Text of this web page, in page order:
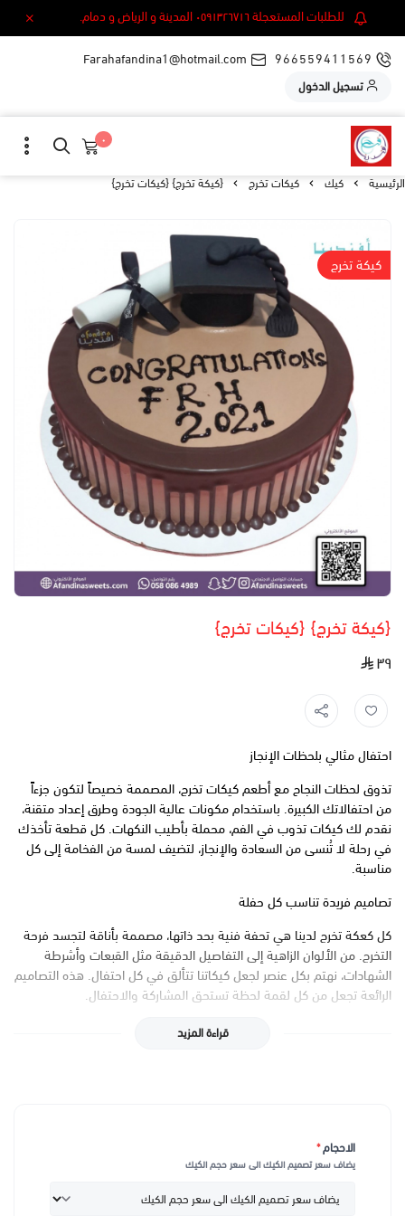
للطلبات المستعجلة ٠٥٩١٣٢٦٧١٦ المدينة و الرياض و دمام.
966559411569
Farahafandina1@hotmail.com
تسجيل الدخول
٠
الرئيسية كيك كيكات تخرج {كيكة تخرج} {كيكات تخرج}
كيكة تخرج
{كيكة تخرج} {كيكات تخرج}
٣٩
احتفال مثالي بلحظات الإنجاز
تذوق لحظات النجاح مع أطعم كيكات تخرج، المصممة خصيصاً لتكون جزءاً
من احتفالاتك الكبيرة. باستخدام مكونات عالية الجودة وطرق إعداد متقنة،
نقدم لك كيكات تذوب في الفم، محملة بأطيب النكهات. كل قطعة تأخذك
في رحلة لا تُنسى من السعادة والإنجاز، لتضيف لمسة من الفخامة إلى كل
مناسبة.
تصاميم فريدة تناسب كل حفلة
كل كعكة تخرج لدينا هي تحفة فنية بحد ذاتها، مصممة بأناقة لتجسد فرحة
التخرج. من الألوان الزاهية إلى التفاصيل الدقيقة مثل القبعات وأشرطة
الشهادات، نهتم بكل عنصر لجعل كيكاتنا تتألق في كل احتفال. هذه التصاميم
الرائعة تجعل من كل لقمة لحظة تستحق المشاركة والاحتفال.
نكهات متنوعة تناسب جميع الأذواق
سعر تصميم الكيك 👆🏻
بعد اختيار حجم الكيك يضاف سعر التصميم الى سعر الحجم
قراءة المزيد
الاحجام*
يضاف سعر تصميم الكيك الى سعر حجم الكيك